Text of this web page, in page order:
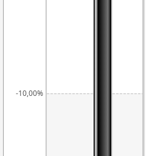
-10,00%